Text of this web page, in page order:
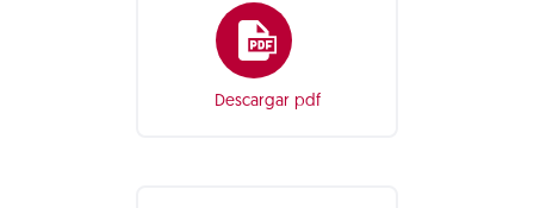
Descargar pdf